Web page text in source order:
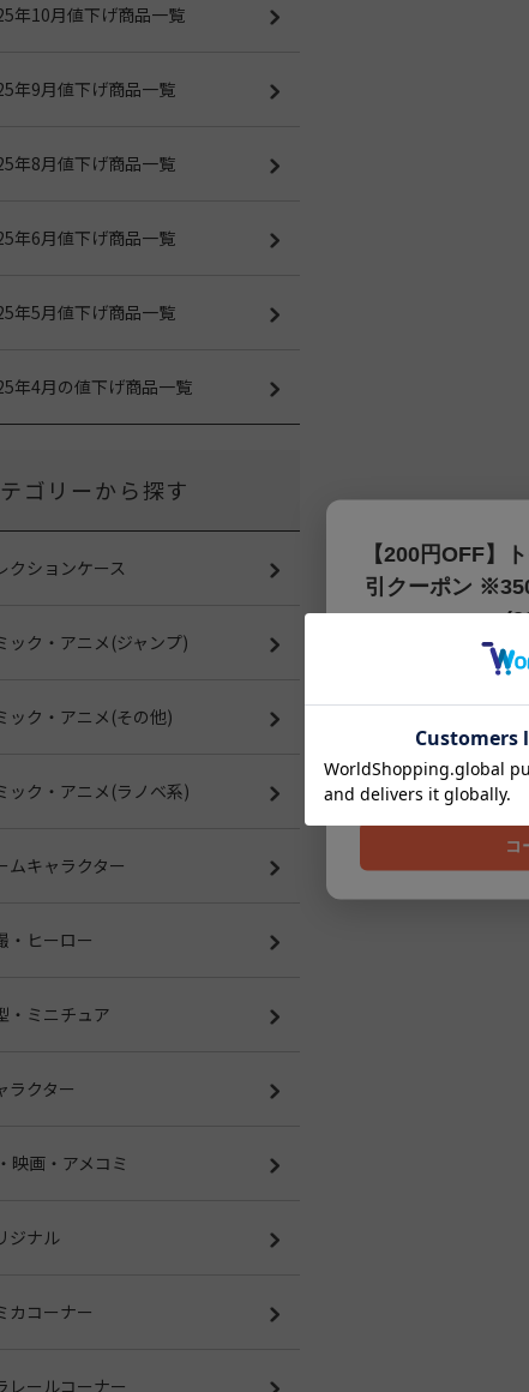
年10月値下げ商品一覧
年9月値下げ商品一覧
年8月値下げ商品一覧
年6月値下げ商品一覧
年5月値下げ商品一覧
年4月の値下げ商品一覧
ゴリーから探す
クションケース
ック・アニメ(ジャンプ)
ック・アニメ(その他)
ック・アニメ(ラノベ系)
ムキャラクター
・ヒーロー
・ミニチュア
ラクター
映画・アメコミ
ジナル
カコーナー
レールコーナー
【200円OFF】
引クーポン
【200円OFFクーポン
です!! 8
コ